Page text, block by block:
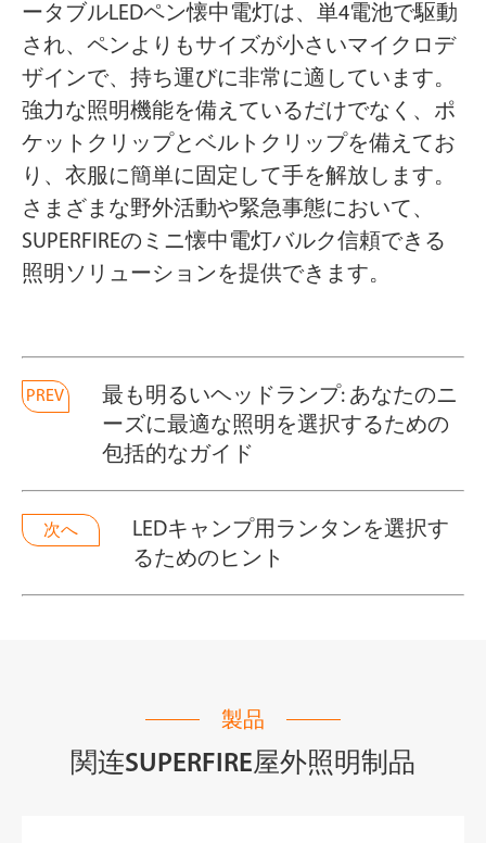
ータブルLEDペン懐中電灯は、単4電池で駆動
され、ペンよりもサイズが小さいマイクロデ
ザインで、持ち運びに非常に適しています。
強力な照明機能を備えているだけでなく、ポ
ケットクリップとベルトクリップを備えてお
り、衣服に簡単に固定して手を解放します。
さまざまな野外活動や緊急事態において、
SUPERFIREのミニ懐中電灯 バルク信頼できる
照明ソリューションを提供できます。
PREV
最も明るいヘッドランプ: あなたのニ
ーズに最適な照明を選択するための
包括的なガイド
次へ
LEDキャンプ用ランタンを選択す
るためのヒント
製品
関连SUPERFIRE屋外照明制品